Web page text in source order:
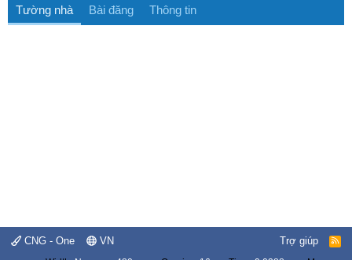
Tường nhà Bài đăng Thông tin
CNG - One VN Trợ giúp
R